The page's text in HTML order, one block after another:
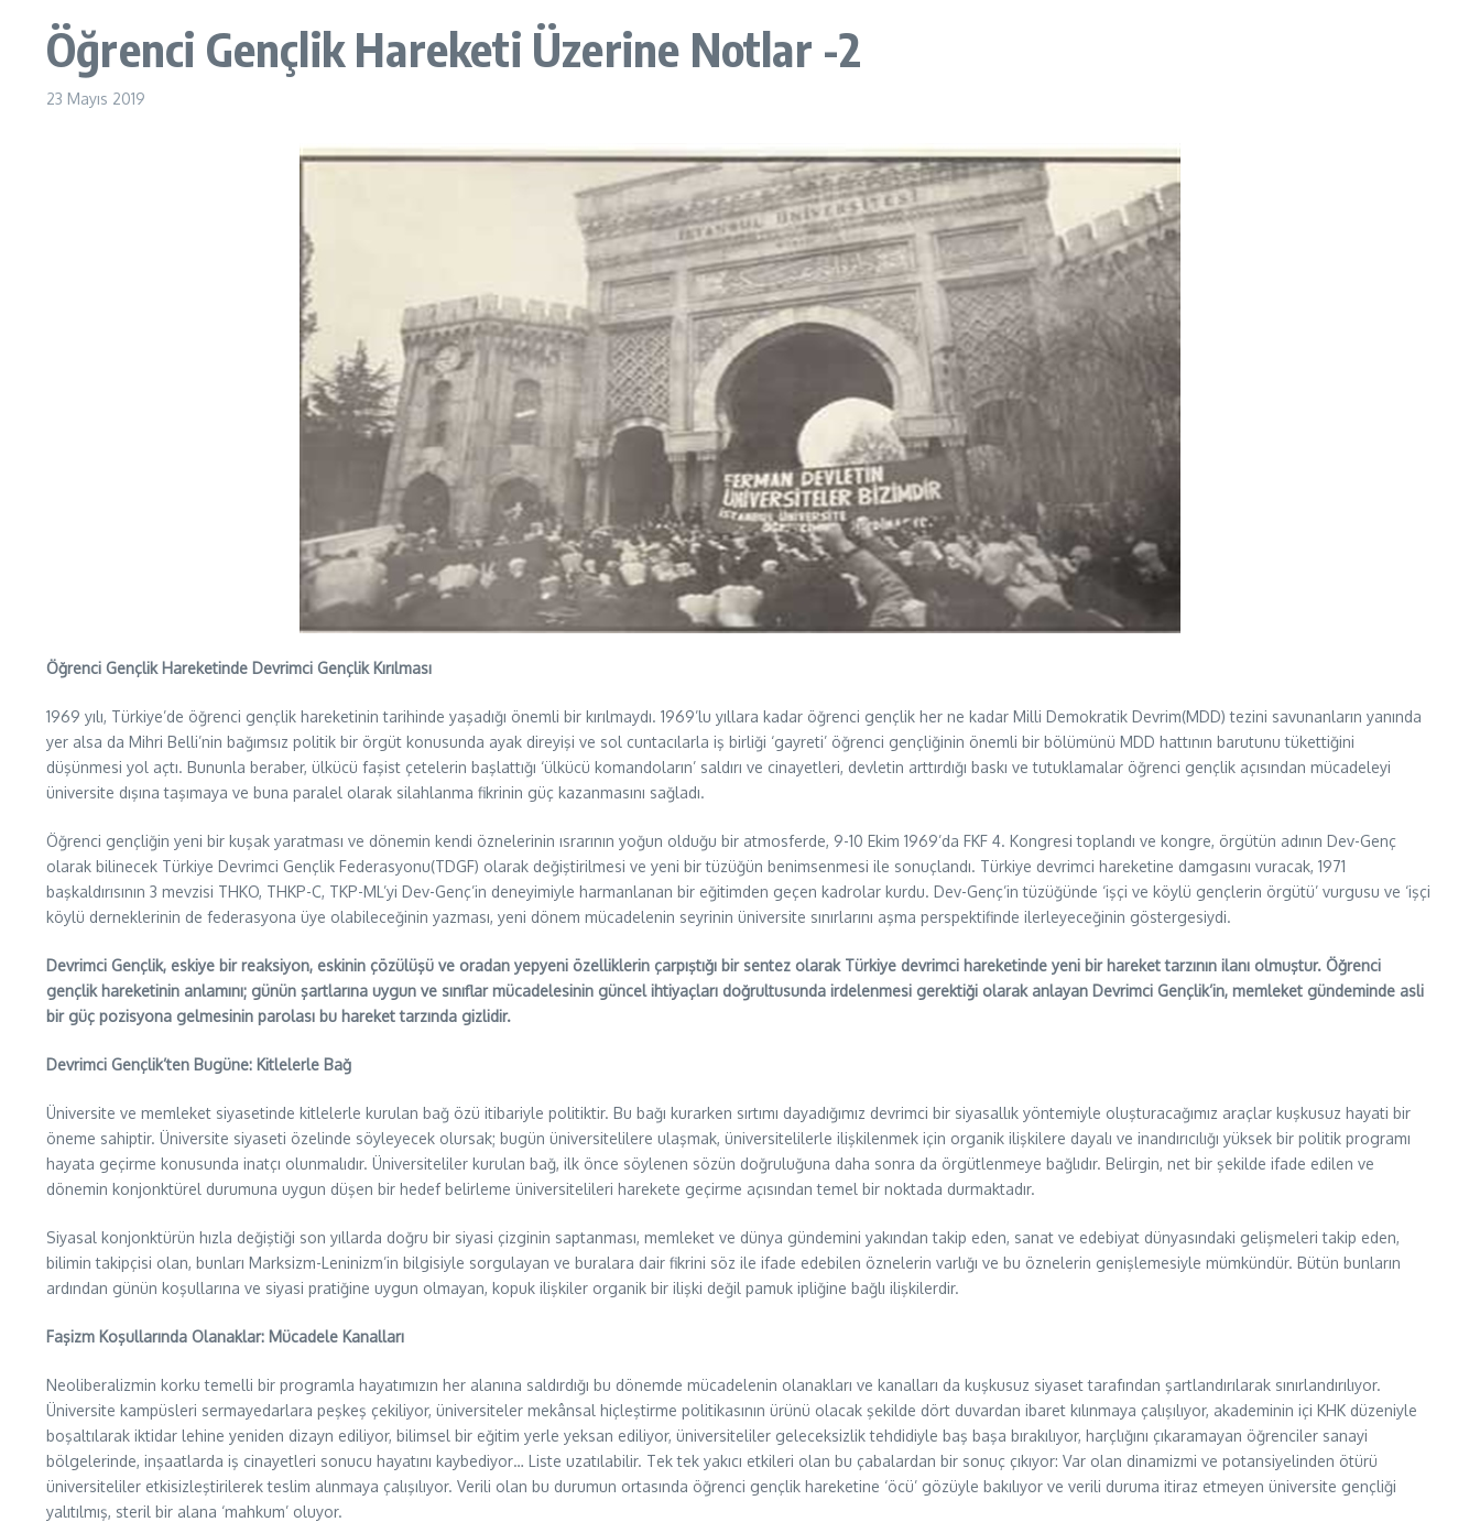
Öğrenci Gençlik Hareketi Üzerine Notlar -2
23 Mayıs 2019
Öğrenci Gençlik Hareketinde Devrimci Gençlik Kırılması
1969 yılı, Türkiye’de öğrenci gençlik hareketinin tarihinde yaşadığı önemli bir kırılmaydı. 1969’lu yıllara kadar öğrenci gençlik her ne kadar Milli Demokratik Devrim(MDD) tezini savunanların yanında
yer alsa da Mihri Belli’nin bağımsız politik bir örgüt konusunda ayak direyişi ve sol cuntacılarla iş birliği ‘gayreti’ öğrenci gençliğinin önemli bir bölümünü MDD hattının barutunu tükettiğini
düşünmesi yol açtı. Bununla beraber, ülkücü faşist çetelerin başlattığı ‘ülkücü komandoların’ saldırı ve cinayetleri, devletin arttırdığı baskı ve tutuklamalar öğrenci gençlik açısından mücadeleyi
üniversite dışına taşımaya ve buna paralel olarak silahlanma fikrinin güç kazanmasını sağladı.
Öğrenci gençliğin yeni bir kuşak yaratması ve dönemin kendi öznelerinin ısrarının yoğun olduğu bir atmosferde, 9-10 Ekim 1969’da FKF 4. Kongresi toplandı ve kongre, örgütün adının Dev-Genç
olarak bilinecek Türkiye Devrimci Gençlik Federasyonu(TDGF) olarak değiştirilmesi ve yeni bir tüzüğün benimsenmesi ile sonuçlandı. Türkiye devrimci hareketine damgasını vuracak, 1971
başkaldırısının 3 mevzisi THKO, THKP-C, TKP-ML’yi Dev-Genç’in deneyimiyle harmanlanan bir eğitimden geçen kadrolar kurdu. Dev-Genç’in tüzüğünde ‘işçi ve köylü gençlerin örgütü’ vurgusu ve ‘işçi
köylü derneklerinin de federasyona üye olabileceğinin yazması, yeni dönem mücadelenin seyrinin üniversite sınırlarını aşma perspektifinde ilerleyeceğinin göstergesiydi.
Devrimci Gençlik, eskiye bir reaksiyon, eskinin çözülüşü ve oradan yepyeni özelliklerin çarpıştığı bir sentez olarak Türkiye devrimci hareketinde yeni bir hareket tarzının ilanı olmuştur. Öğrenci
gençlik hareketinin anlamını; günün şartlarına uygun ve sınıflar mücadelesinin güncel ihtiyaçları doğrultusunda irdelenmesi gerektiği olarak anlayan Devrimci Gençlik’in, memleket gündeminde asli
bir güç pozisyona gelmesinin parolası bu hareket tarzında gizlidir.
Devrimci Gençlik’ten Bugüne: Kitlelerle Bağ
Üniversite ve memleket siyasetinde kitlelerle kurulan bağ özü itibariyle politiktir. Bu bağı kurarken sırtımı dayadığımız devrimci bir siyasallık yöntemiyle oluşturacağımız araçlar kuşkusuz hayati bir
öneme sahiptir. Üniversite siyaseti özelinde söyleyecek olursak; bugün üniversitelilere ulaşmak, üniversitelilerle ilişkilenmek için organik ilişkilere dayalı ve inandırıcılığı yüksek bir politik programı
hayata geçirme konusunda inatçı olunmalıdır. Üniversiteliler kurulan bağ, ilk önce söylenen sözün doğruluğuna daha sonra da örgütlenmeye bağlıdır. Belirgin, net bir şekilde ifade edilen ve
dönemin konjonktürel durumuna uygun düşen bir hedef belirleme üniversitelileri harekete geçirme açısından temel bir noktada durmaktadır.
Siyasal konjonktürün hızla değiştiği son yıllarda doğru bir siyasi çizginin saptanması, memleket ve dünya gündemini yakından takip eden, sanat ve edebiyat dünyasındaki gelişmeleri takip eden,
bilimin takipçisi olan, bunları Marksizm-Leninizm’in bilgisiyle sorgulayan ve buralara dair fikrini söz ile ifade edebilen öznelerin varlığı ve bu öznelerin genişlemesiyle mümkündür. Bütün bunların
ardından günün koşullarına ve siyasi pratiğine uygun olmayan, kopuk ilişkiler organik bir ilişki değil pamuk ipliğine bağlı ilişkilerdir.
Faşizm Koşullarında Olanaklar: Mücadele Kanalları
Neoliberalizmin korku temelli bir programla hayatımızın her alanına saldırdığı bu dönemde mücadelenin olanakları ve kanalları da kuşkusuz siyaset tarafından şartlandırılarak sınırlandırılıyor.
Üniversite kampüsleri sermayedarlara peşkeş çekiliyor, üniversiteler mekânsal hiçleştirme politikasının ürünü olacak şekilde dört duvardan ibaret kılınmaya çalışılıyor, akademinin içi KHK düzeniyle
boşaltılarak iktidar lehine yeniden dizayn ediliyor, bilimsel bir eğitim yerle yeksan ediliyor, üniversiteliler geleceksizlik tehdidiyle baş başa bırakılıyor, harçlığını çıkaramayan öğrenciler sanayi
bölgelerinde, inşaatlarda iş cinayetleri sonucu hayatını kaybediyor… Liste uzatılabilir. Tek tek yakıcı etkileri olan bu çabalardan bir sonuç çıkıyor: Var olan dinamizmi ve potansiyelinden ötürü
üniversiteliler etkisizleştirilerek teslim alınmaya çalışılıyor. Verili olan bu durumun ortasında öğrenci gençlik hareketine ‘öcü’ gözüyle bakılıyor ve verili duruma itiraz etmeyen üniversite gençliği
yalıtılmış, steril bir alana ‘mahkum’ oluyor.